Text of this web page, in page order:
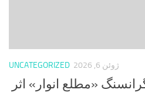
UNCATEGORIZED ژوئن 6, 2026
«مطلع انوار» اثر